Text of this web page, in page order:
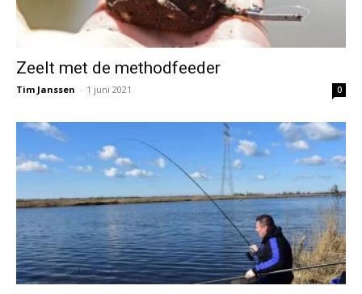
Zeelt met de methodfeeder
Tim Janssen - 1 juni 2021 0